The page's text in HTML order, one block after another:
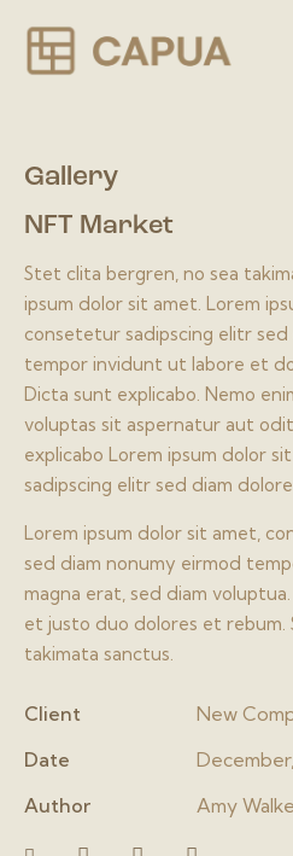
Gallery
NFT Market
Stet clita bergren, no sea
ipsum dolor sit amet. Lorem
consetetur sadipscing elitr
tempor invidunt ut labore et
Dicta sunt explicabo. Nemo
voluptas sit aspernatur aut
explicabo Lorem ipsum dolor
sadipscing elitr sed diam
Lorem ipsum dolor sit amet,
sed diam nonumy eirmod
magna erat, sed diam
et justo duo dolores et rebum.
takimata sanctus.
Client
New
Date
Author
Amy